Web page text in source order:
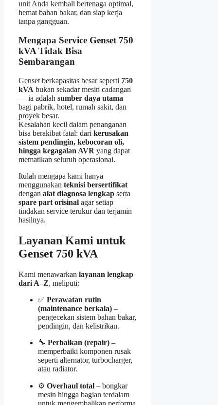
unit Anda kembali bertenaga optimal,
hemat bahan bakar, dan siap kerja
tanpa gangguan.
Mengapa Service Genset 750
kVA Tidak Bisa
Sembarangan
Genset berkapasitas besar seperti 750
kVA bukan sekadar mesin cadangan
— ia adalah sumber daya utama
bagi pabrik, hotel, rumah sakit, dan
proyek besar.
Kesalahan kecil dalam penanganan
bisa berakibat fatal: dari kerusakan
sistem pendingin, kebocoran oli,
hingga kegagalan AVR yang dapat
mematikan seluruh operasional.
Itulah mengapa kami hanya
menggunakan teknisi bersertifikat
dengan alat diagnosa lengkap serta
spare part orisinal agar setiap
tindakan service terukur dan terjamin
hasilnya.
Layanan Kami untuk
Genset 750 kVA
Kami menawarkan layanan lengkap
dari A–Z, meliputi:
✅ Perawatan rutin
(maintenance berkala) –
pengecekan sistem bahan bakar,
pendingin, dan kelistrikan.
🔧 Perbaikan (repair) –
memperbaiki komponen rusak
seperti alternator, turbocharger,
atau radiator.
⚙️ Overhaul total – bongkar
mesin hingga bagian terdalam
untuk mengembalikan performa